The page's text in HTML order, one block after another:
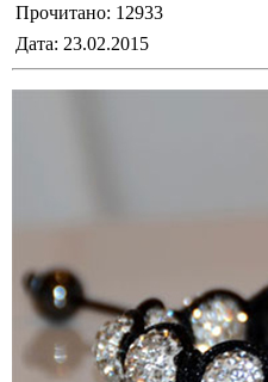
Прочитано: 12933
Дата: 23.02.2015